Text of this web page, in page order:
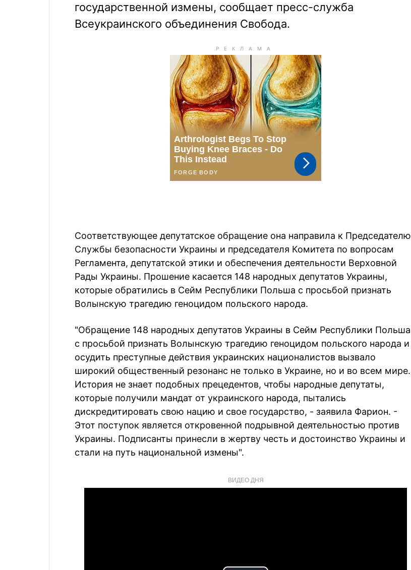
государственной измены, сообщает пресс-служба
Всеукраинского объединения Свобода.
Соответствующее депутатское обращение она направила к Председателю
Службы безопасности Украины и председателя Комитета по вопросам
Регламента, депутатской этики и обеспечения деятельности Верховной
Рады Украины. Прошение касается 148 народных депутатов Украины,
которые обратились в Сейм Республики Польша с просьбой признать
Волынскую трагедию геноцидом польского народа.
"Обращение 148 народных депутатов Украины в Сейм Республики Польша
с просьбой признать Волынскую трагедию геноцидом польского народа и
осудить преступные действия украинских националистов вызвало
широкий общественный резонанс не только в Украине, но и во всем мире.
История не знает подобных прецедентов, чтобы народные депутаты,
которые получили мандат от украинского народа, пытались
дискредитировать свою нацию и свое государство, - заявила Фарион. -
Этот поступок является откровенной подрывной деятельностью против
Украины. Подписанты принесли в жертву честь и достоинство Украины и
стали на путь национальной измены".
ВИДЕО ДНЯ